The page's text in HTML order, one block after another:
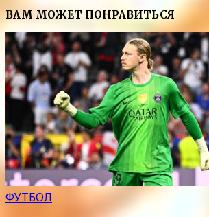
ВАМ МОЖЕТ ПОНРАВИТЬСЯ
ФУТБОЛ